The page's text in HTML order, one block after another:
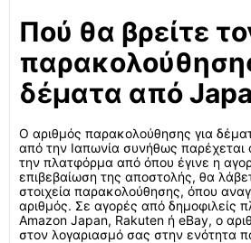
Πού θα βρείτε
δέματα από
Ο αριθμός παρακολούθησης για
από την Ιαπωνία συνήθως
την πλατφόρμα από όπου έγινε η
επιβεβαίωση της αποστολής, θα
στοιχεία παρακολούθησης, όπου
αριθμός. Σε αγορές από δημοφιλείς
Amazon Japan, Rakuten ή eBay, ο
στον λογαριασμό σας στην ενότητα